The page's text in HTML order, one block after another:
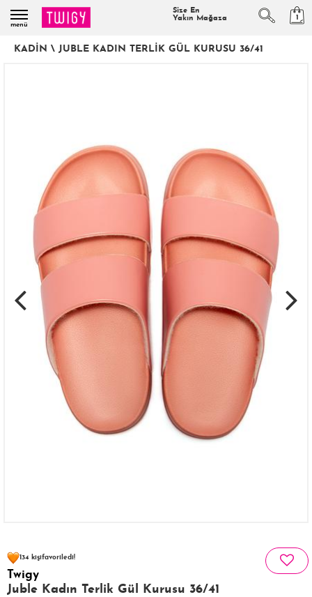
menü
Size En
Yakın Mağaza
1
KADIN \ JUBLE KADIN TERLIK GÜL KURUSU 36/41
134 kişifavoriledi!
28 kişi
325 kişi
Twigy
Juble Kadın Terlik Gül Kurusu 36/41